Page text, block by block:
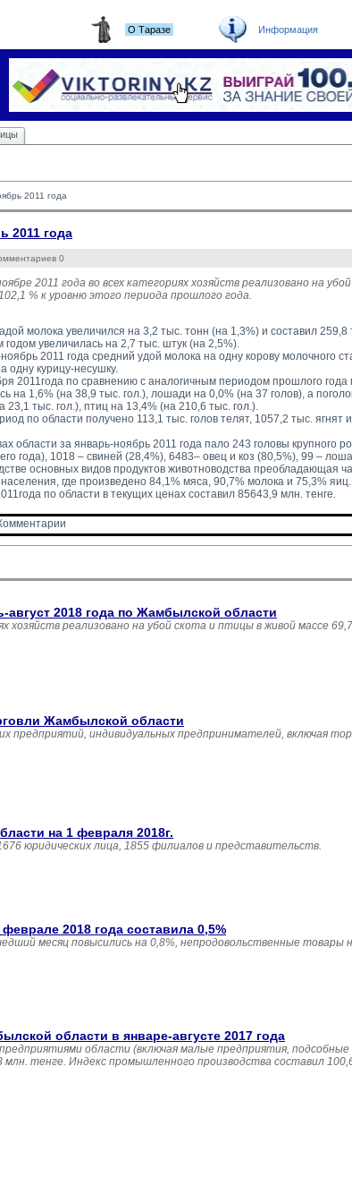
О Таразе Информация
2011 года
2011 года
0
2011 года во всех категориях хозяйств реализовано на
% к уровню этого периода прошлого года.
молока увеличился на 3,2 тыс. тонн (на 1,3%) и составил
увеличилась на 2,7 тыс. штук (на 2,5%).
2011 года средний удой молока на одну корову молочного
одну курицу-несушку.
2011года по сравнению с аналогичным периодом прошлого года
на 1,6% (на 38,9 тыс. гол.), лошади на 0,0% (на 37 голов), а
23,1 тыс. гол.), птиц на 13,4% (на 210,6 тыс. гол.).
по области получено 113,1 тыс. голов телят, 1057,2 тыс. ягнят
области за январь-ноябрь 2011 года пало 243 головы крупного
года), 1018 – свиней (28,4%), 6483– овец и коз (80,5%), 99 –
основных видов продуктов животноводства преобладающая
населения, где произведено 84,1% мяса, 90,7% молока и 75,3% яиц.
по области в текущих ценах составил 85643,9 млн. тенге.
август 2018 года по Жамбылской области
хозяйств реализовано на убой скота и птицы в живой массе
Жамбылской области
предприятий, индивидуальных предпринимателей, включая
на 1 февраля 2018г.
юридических лица, 1855 филиалов и представительств.
2018 года составила 0,5%
месяц повысились на 0,8%, непродовольственные товары
области в январе-августе 2017 года
области (включая малые предприятия,
млн. тенге. Индекс промышленного производства составил